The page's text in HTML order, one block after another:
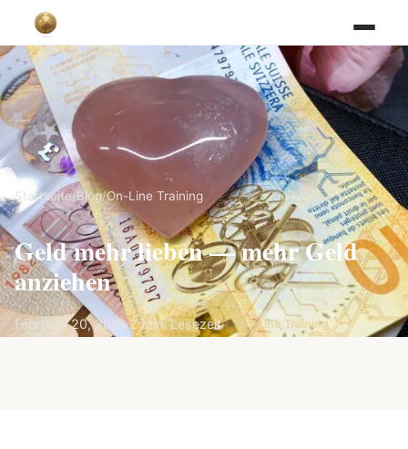
Startseite/Blog/On-Line Training
Geld mehr lieben — mehr Geld
anziehen
February 20, 2018·2 Min. Lesezeit· On-Line Training